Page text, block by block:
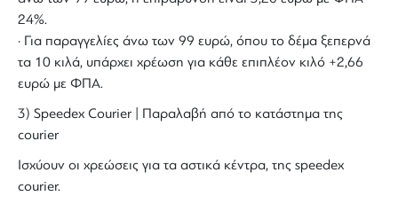
24%.
· Για παραγγελίες άνω των 99 ευρώ, όπου το δέμα ξεπερνά
τα 10 κιλά, υπάρχει χρέωση για κάθε επιπλέον κιλό +2,66
ευρώ με ΦΠΑ.
3) Speedex Courier | Παραλαβή από το κατάστημα της
courier
Ισχύουν οι χρεώσεις για τα αστικά κέντρα, της speedex
courier.